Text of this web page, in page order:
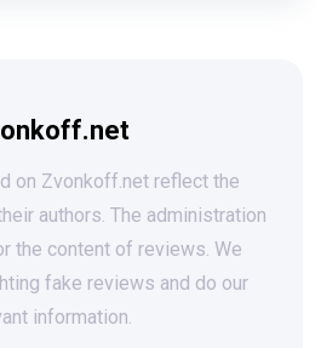
on Zvonkoff.net reflect the
authors. The administration
the content of reviews. We
fake reviews and do our
information.